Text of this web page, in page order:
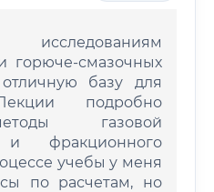
горюче-смазочных
базу для
подробно
газовой
и фракционного
учебы у меня
по расчетам, но